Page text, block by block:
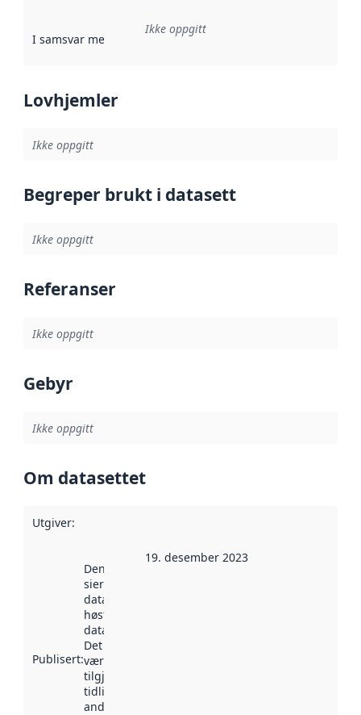
I samsvar med Referanse til en implementasjonsregel
Ikke oppgitt
Lovhjemler
Ikke oppgitt
Begreper brukt i datasett
Ikke oppgitt
Referanser
Ikke oppgitt
Gebyr
Ikke oppgitt
Om datasettet
Utgiver:
Publisert:
Denne datoen
sier når
datasettet ble
høstet av
data.norge.no.
Det kan ha
vært
tilgjengelig
tidligere
andre steder.
19. desember 2023